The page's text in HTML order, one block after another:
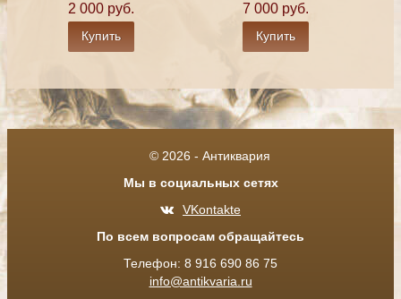
2 000 руб.
Купить
7 000 руб.
Купить
© 2026 - Антиквария
Мы в социальных сетях
VKontakte
По всем вопросам обращайтесь
Телефон: 8 916 690 86 75
info@antikvaria.ru